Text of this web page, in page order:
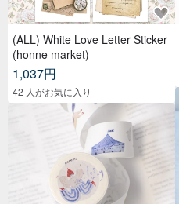
(ALL) White Love Letter Sticker
(honne market)
1,037円
42 人がお気に入り